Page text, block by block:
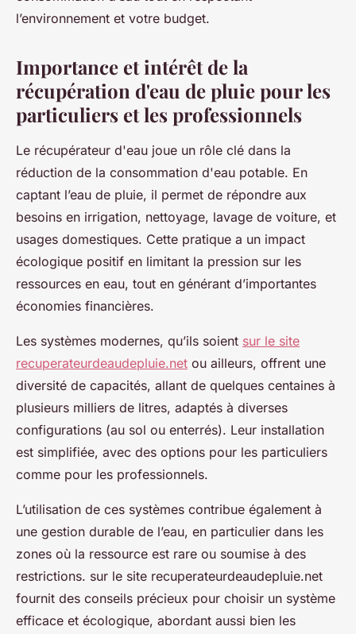
l’environnement et votre budget.
Importance et intérêt de la
récupération d'eau de pluie pour les
particuliers et les professionnels
Le récupérateur d'eau joue un rôle clé dans la
réduction de la consommation d'eau potable. En
captant l’eau de pluie, il permet de répondre aux
besoins en irrigation, nettoyage, lavage de voiture, et
usages domestiques. Cette pratique a un impact
écologique positif en limitant la pression sur les
ressources en eau, tout en générant d’importantes
économies financières.
Les systèmes modernes, qu’ils soient sur le site
recuperateurdeaudepluie.net ou ailleurs, offrent une
diversité de capacités, allant de quelques centaines à
plusieurs milliers de litres, adaptés à diverses
configurations (au sol ou enterrés). Leur installation
est simplifiée, avec des options pour les particuliers
comme pour les professionnels.
L’utilisation de ces systèmes contribue également à
une gestion durable de l’eau, en particulier dans les
zones où la ressource est rare ou soumise à des
restrictions. sur le site recuperateurdeaudepluie.net
fournit des conseils précieux pour choisir un système
efficace et écologique, abordant aussi bien les